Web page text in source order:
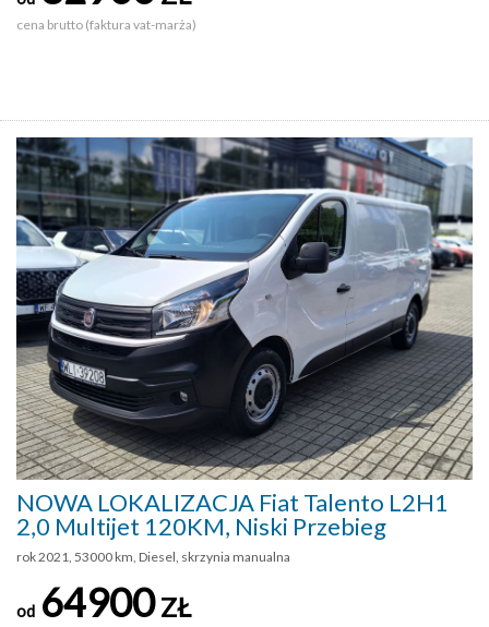
cena brutto (faktura vat-marża)
NOWA LOKALIZACJA Fiat Talento L2H1
2,0 Multijet 120KM, Niski Przebieg
rok 2021, 53000 km, Diesel, skrzynia manualna
od 64900ZŁ